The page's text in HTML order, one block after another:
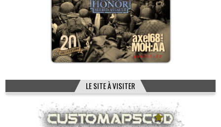
LE SITE À VISITER